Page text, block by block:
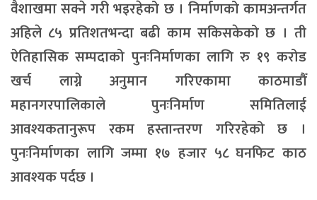
वैशाखमा सक्ने गरी भइरहेको छ । निर्माणको कामअन्तर्गत
अहिले ८५ प्रतिशतभन्दा बढी काम सकिसकेको छ । ती
ऐतिहासिक सम्पदाको पुनःनिर्माणका लागि रु १९ करोड
खर्च लाग्ने अनुमान गरिएकामा काठमाडौँ
महानगरपालिकाले पुनःनिर्माण समितिलाई
आवश्यकतानुरूप रकम हस्तान्तरण गरिरहेको छ ।
पुनःनिर्माणका लागि जम्मा १७ हजार ५८ घनफिट काठ
आवश्यक पर्दछ ।